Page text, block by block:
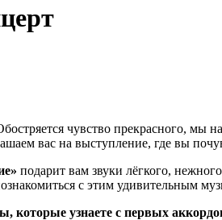
чувство прекрасного, мы
вас на выступление, где вы
подарит вам звуки лёгкого,
с этим удивительным
узнаете с первых